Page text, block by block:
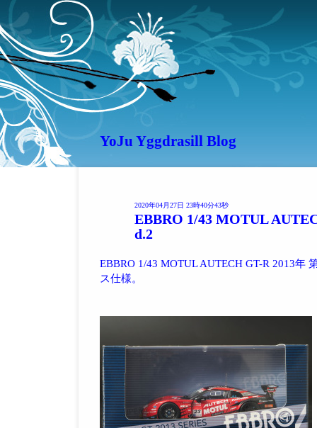
YoJu Yggdrasill Blog
EBBRO 1/43 MOTUL
d.2
2020年04月27日 23時40分43秒
EBBRO 1/43 MOTUL AUTECH GT-R 2013年
ス仕様。